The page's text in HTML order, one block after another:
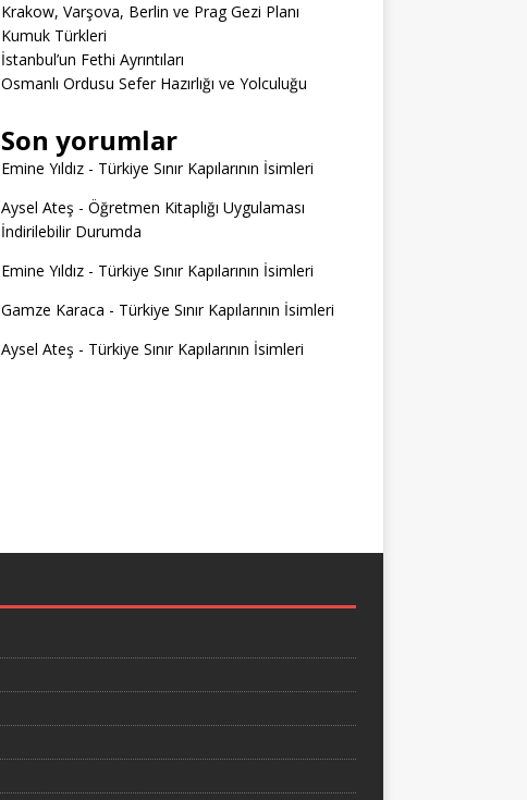
Krakow, Varşova, Berlin ve Prag Gezi Planı
Kumuk Türkleri
İstanbul’un Fethi Ayrıntıları
Osmanlı Ordusu Sefer Hazırlığı ve Yolculuğu
Son yorumlar
Emine Yıldız- Türkiye Sınır Kapılarının İsimleri
Aysel Ateş - Öğretmen Kitaplığı Uygulaması
İndirilebilir Durumda
Emine Yıldız- Türkiye Sınır Kapılarının İsimleri
Gamze Karaca - Türkiye Sınır Kapılarının İsimleri
Aysel Ateş - Türkiye Sınır Kapılarının İsimleri